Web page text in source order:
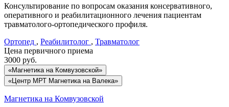
Консультирование по вопросам оказания консервативного,
оперативного и реабилитационного лечения пациентам
травматолого-ортопедического профиля.
Ортопед , Реабилитолог , Травматолог
Цена первичного приема
3000 руб.
«Магнетика на Комвузовской»
«Центр МРТ Магнетика на Валека»
Магнетика на Комвузовской